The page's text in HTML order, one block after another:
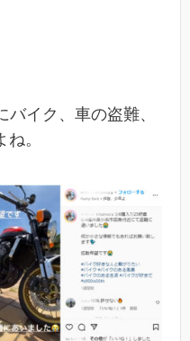
イク、車の盗難、
。